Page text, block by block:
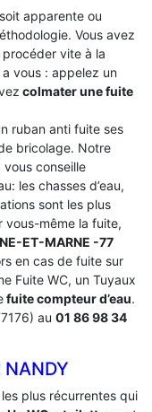
apparente ou
Vous avez
procéder vite à la
vous : appelez un
colmater une fuite
ruban anti fuite ses
bricolage. Notre
conseille
les chasses d’eau,
sont les plus
vous-même la fuite,
ET-MARNE -77
en cas de fuite sur
Fuite WC, un Tuyaux
fuite compteur d’eau.
au 01 86 98 34
NANDY
plus récurrentes qui